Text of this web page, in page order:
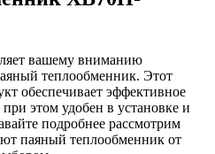
вашему вниманию
теплообменник. Этот
обеспечивает эффективное
этом удобен в установке и
подробнее рассмотрим
паяный теплообменник от